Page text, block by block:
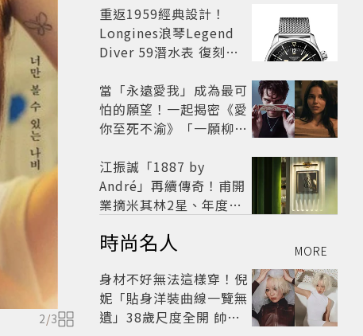
2/3
開
重返1959經典設計！
Longines浪琴Legend
Diver 59潛水表 復刻懷
當「永遠愛我」成為最可
怕的願望！一起揭密《愛
你至死不渝》「一願柳」
路
江振誠「1887 by
André」再續傳奇！甫開
業摘米其林2星、年度開
時尚名人 MORE
身材不好無法這樣穿！倪
妮「貼身洋裝曲線一覽無
遺」38歲尺度全開 帥氣